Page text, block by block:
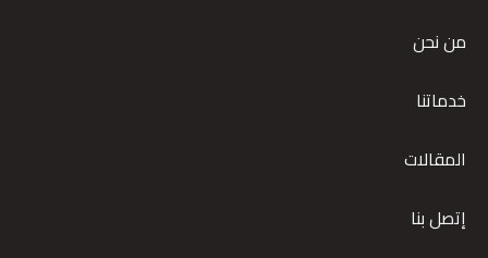
من نحن
خدماتنا
المقالات
إتصل بنا